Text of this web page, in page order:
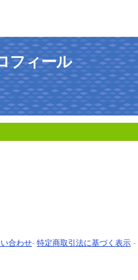
フィール
合わせ- 特定商取引法に基づく表示 -